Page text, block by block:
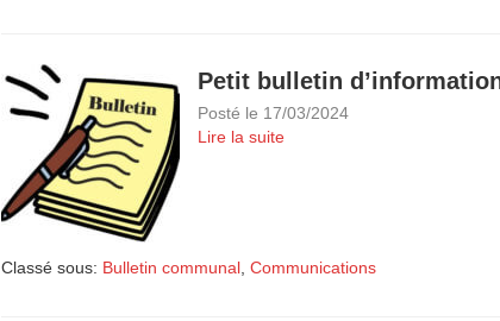
Petit bulletin
Posté le 17/03/2024
Lire la suite
Classé sous: Bulletin communal,Communications